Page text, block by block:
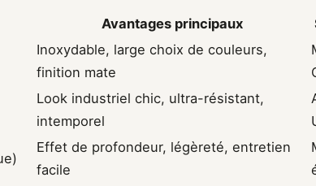
Avantages principaux
Inoxydable, large choix de couleurs,
finition mate
Look industriel chic, ultra-résistant,
intemporel
Effet de profondeur, légèreté, entretien
facile